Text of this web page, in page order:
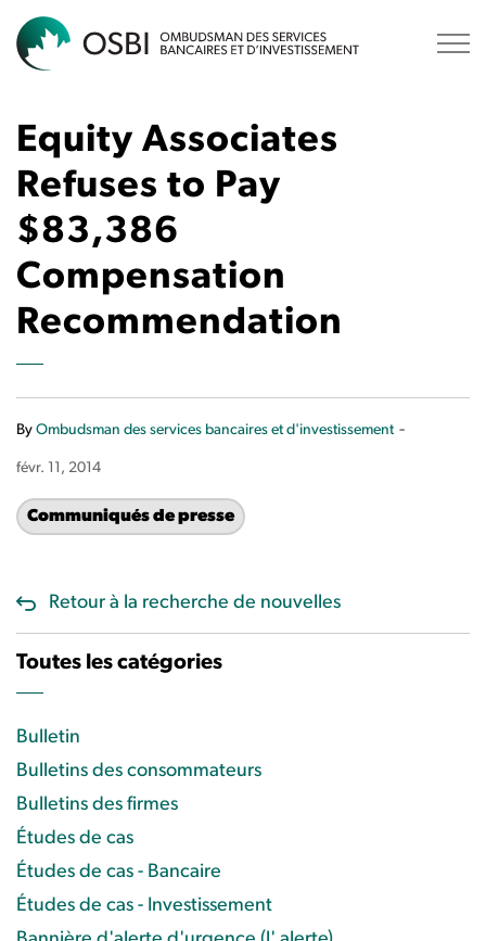
Equity Associates
Refuses to Pay
$83,386
Compensation
Recommendation
By Ombudsman des services bancaires et d'investissement -
févr. 11, 2014
Communiqués de presse
Retour à la recherche de nouvelles
Toutes les catégories
Bulletin
Bulletins des consommateurs
Bulletins des firmes
Études de cas
Études de cas - Bancaire
Études de cas - Investissement